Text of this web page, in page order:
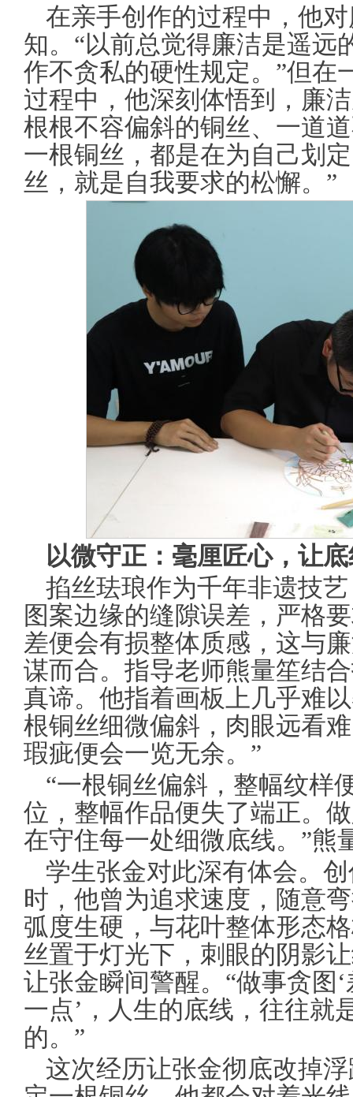
在亲手创作的过程中，他
知。“以前总觉得廉洁是遥远
作不贪私的硬性规定。”但在
过程中，他深刻体悟到，廉
根根不容偏斜的铜丝、一道
一根铜丝，都是在为自己划
丝，就是自我要求的松懈。”
以微守正：毫厘匠心，让
掐丝珐琅作为千年非遗技
图案边缘的缝隙误差，严格
差便会有损整体质感，这与
谋而合。指导老师熊量笙结
真谛。他指着画板上几乎难
根铜丝细微偏斜，肉眼远看
瑕疵便会一览无余。”
“一根铜丝偏斜，整幅纹样
位，整幅作品便失了端正。
在守住每一处细微底线。”熊
学生张金对此深有体会。
时，他曾为追求速度，随意
弧度生硬，与花叶整体形态
丝置于灯光下，刺眼的阴影
让张金瞬间警醒。“做事贪图
一点’，人生的底线，往往就
的。”
这次经历让张金彻底改掉